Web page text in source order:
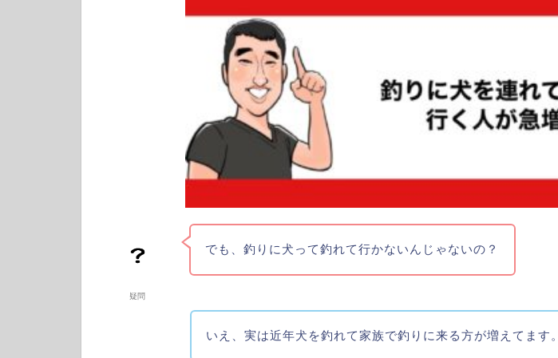
疑問
でも、釣りに犬って釣れて行かないんじゃないの？
いえ、実は近年犬を釣れて家族で釣りに来る方が増えてます。